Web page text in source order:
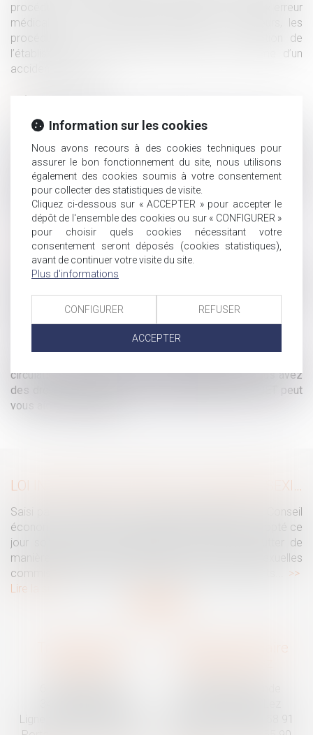
procédures, il faudra établir si cet accident est une « erreur
médicale » ou une « faute médicale ». Par ailleurs, les
procédures ne seront pas les mêmes en fonction de
l’établissement dans lequel vous avez été victime d’un
accident médical…
Accident du travail
Un accident du travail est à différencié d’un accident de
qu’en soit la cause, l’accident survenu par le fait ou à
l’occasion du travail à toute personne salariée ou travaillant,
à quelque titre ou en quelque lieu que ce soit, pour un ou
plusieurs employeurs ou chefs d’entreprise » (article L. 411-
1 du code de la Sécurité sociale)…
Victime d’agression
Suite à une agression, vous pouvez engager une procédure
pour obtenir réparation. Il est important de distinguer la
procédure pénale de la procédure civile, ayant
respectivement pour objet de sanctionner l’auteur de
l’agression et d’obtenir réparation du préjudice…
circulation, du travail ou victime d’une agression, vous avez
des droits que le cabinet de Maître Nathalie TRAGUET peut
vous aider à défendre !
LOI INTÉGRALE CONTRE LES VIOLENCES SEXISTES ET SEXUELLES : LE CESE POSE LES CONDITIONS DE RÉUSSITE DE LA FUTURE LOI
Saisi par la Présidente de l'Assemblée nationale, le Conseil
économique, social et environnemental (CESE) a adopté ce
jour son avis sur la proposition de loi visant à lutter de
manière intégrale contre les violences sexistes et sexuelles
commises à l'encontre des femmes et des enfants...
Lire la suite
Ligne fixe :
04 67 55 58 91
Information sur les cookies
Nous avons recours à des cookies techniques pour
assurer le bon fonctionnement du site, nous utilisons
également des cookies soumis à votre consentement
pour collecter des statistiques de visite.
Cliquez ci-dessous sur « ACCEPTER » pour accepter le
dépôt de l'ensemble des cookies ou sur « CONFIGURER »
pour choisir quels cookies nécessitant votre
consentement seront déposés (cookies statistiques),
avant de continuer votre visite du site.
Plus d'informations
CONFIGURER REFUSER
ACCEPTER